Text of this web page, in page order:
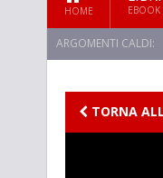
HOME EBOOK
ARGOMENTI CALDI:
TORNA